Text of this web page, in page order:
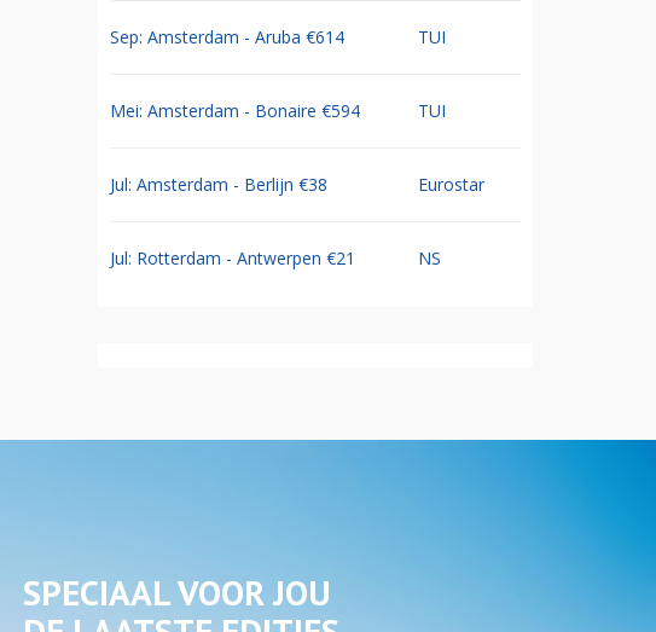
Sep: Amsterdam - Aruba €614 TUI
Mei: Amsterdam - Bonaire €594 TUI
Jul: Amsterdam - Berlijn €38 Eurostar
Jul: Rotterdam - Antwerpen €21 NS
SPECIAAL VOOR JOU